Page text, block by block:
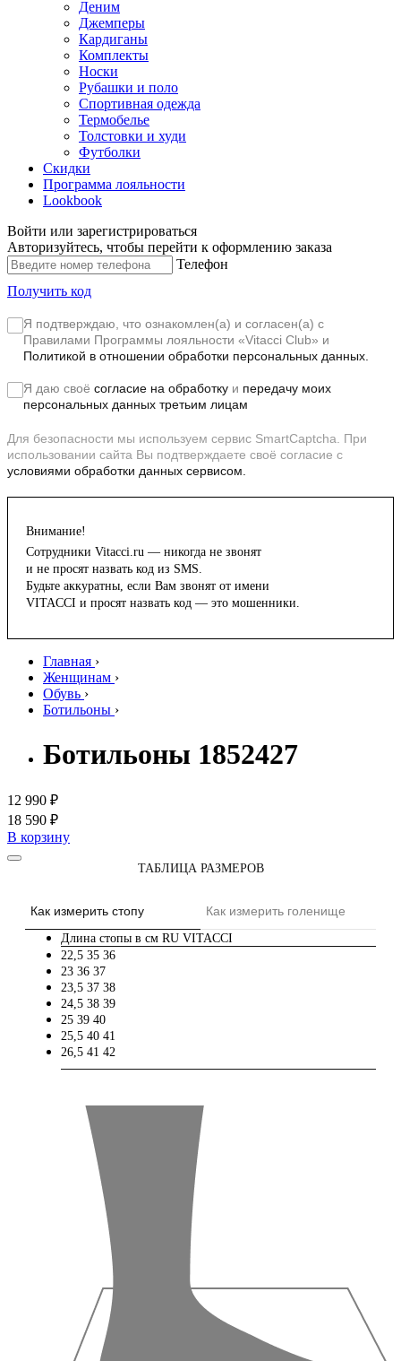
Деним
Джемперы
Кардиганы
Комплекты
Носки
Рубашки и поло
Спортивная одежда
Термобелье
Толстовки и худи
Футболки
Скидки
Программа лояльности
Lookbook
Войти или зарегистрироваться
Авторизуйтесь, чтобы перейти к оформлению заказа
Телефон
Получить код
Я подтверждаю, что ознакомлен(а) и согласен(а) с
Правилами Программы лояльности «Vitacci Club» и
Политикой в отношении обработки персональных данных.
Я даю своё согласие на обработку и передачу моих
персональных данных третьим лицам
Для безопасности мы используем сервис SmartCaptcha. При
использовании сайта Вы подтверждаете своё согласие с
условиями обработки данных сервисом.
Внимание!
Сотрудники Vitacci.ru — никогда не звонят
и не просят назвать код из SMS.
Будьте аккуратны, если Вам звонят от имени
VITACCI и просят назвать код — это мошенники.
Главная ›
Женщинам ›
Обувь ›
Ботильоны ›
Ботильоны 1852427
12 990 ₽
18 590 ₽
В корзину
ТАБЛИЦА РАЗМЕРОВ
Как измерить стопу Как измерить голенище
Длина стопы в см RU VITACCI
22,5 35 36
23 36 37
23,5 37 38
24,5 38 39
25 39 40
25,5 40 41
26,5 41 42